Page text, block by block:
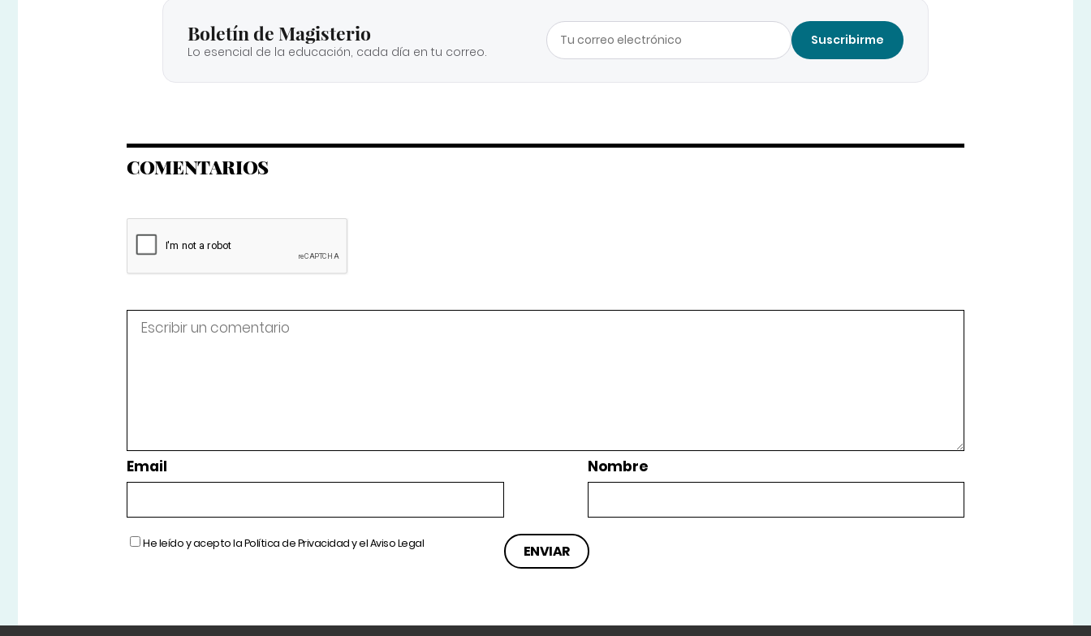
Boletín de Magisterio
Lo esencial de la educación, cada día en tu correo.
Suscribirme
COMENTARIOS
Email Nombre
He leído y acepto laPolítica de Privacidady elAviso Legal